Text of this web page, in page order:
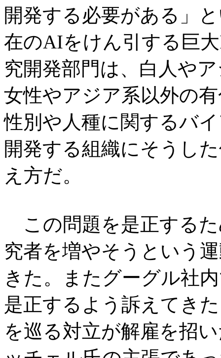
開発する必要がある」
在のAIをけん引する巨
究開発部門は、白人や
女性やアジア系以外の
性別や人種に関するバ
開発する組織にそうし
え方だ。
この問題を是正する
究者を増やそうという
きた。またグーグル社
是正するよう訴えてき
を巡る対立が解雇を招